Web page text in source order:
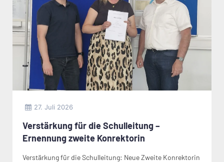
27. Juli 2026
Verstärkung für die Schulleitung –
Ernennung zweite Konrektorin
Verstärkung für die Schulleitung: Neue Zweite Konrektorin